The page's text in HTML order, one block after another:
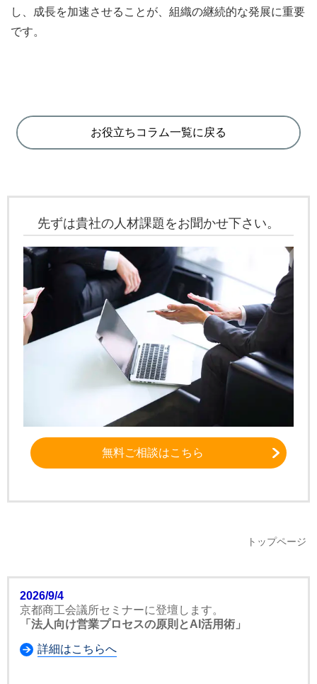
し、成長を加速させることが、組織の継続的な発展に重要
です。
お役立ちコラム一覧に戻る
先ずは貴社の人材課題をお聞かせ下さい。
無料ご相談はこちら
トップページ
2026/9/4
京都商工会議所セミナーに登壇します。
「法人向け営業プロセスの原則とAI活用術」
詳細はこちらへ